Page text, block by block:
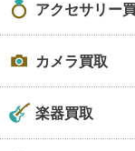
アクセサリー
カメラ買取
楽器買取